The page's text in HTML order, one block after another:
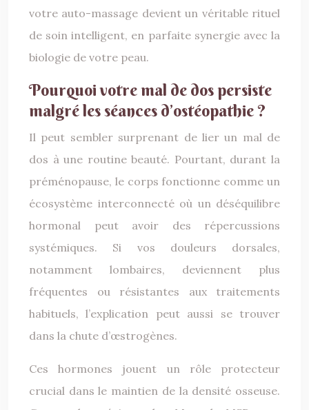
votre auto-massage devient un véritable rituel
de soin intelligent, en parfaite synergie avec la
biologie de votre peau.
Pourquoi votre mal de dos persiste
malgré les séances d’ostéopathie ?
Il peut sembler surprenant de lier un mal de
dos à une routine beauté. Pourtant, durant la
préménopause, le corps fonctionne comme un
écosystème interconnecté où un déséquilibre
hormonal peut avoir des répercussions
systémiques. Si vos douleurs dorsales,
notamment lombaires, deviennent plus
fréquentes ou résistantes aux traitements
habituels, l’explication peut aussi se trouver
dans la chute d’œstrogènes.
Ces hormones jouent un rôle protecteur
crucial dans le maintien de la densité osseuse.